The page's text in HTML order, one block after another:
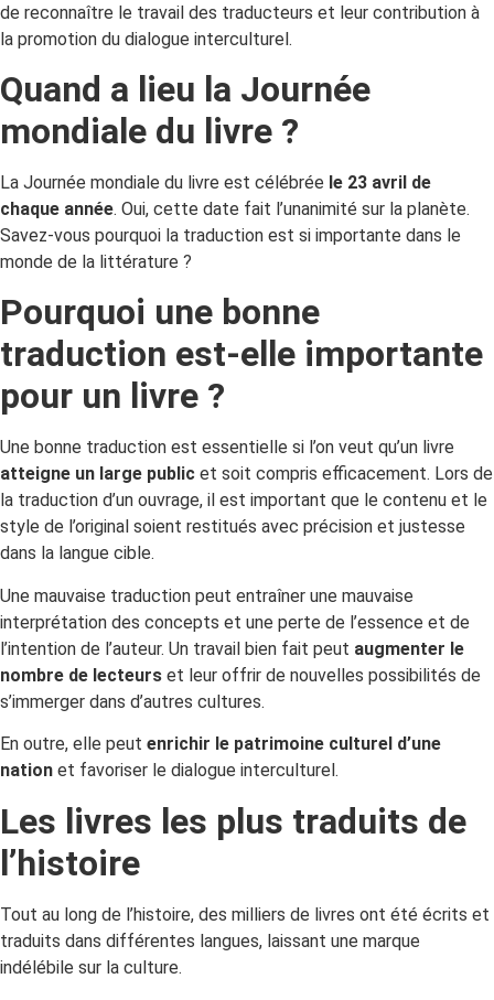
de reconnaître le travail des traducteurs et leur contribution à
la promotion du dialogue interculturel.
Quand a lieu la Journée
mondiale du livre ?
La Journée mondiale du livre est célébrée le 23 avril de
chaque année. Oui, cette date fait l’unanimité sur la planète.
Savez-vous pourquoi la traduction est si importante dans le
monde de la littérature ?
Pourquoi une bonne
traduction est-elle importante
pour un livre ?
Une bonne traduction est essentielle si l’on veut qu’un livre
atteigne un large public et soit compris efficacement. Lors de
la traduction d’un ouvrage, il est important que le contenu et le
style de l’original soient restitués avec précision et justesse
dans la langue cible.
Une mauvaise traduction peut entraîner une mauvaise
interprétation des concepts et une perte de l’essence et de
l’intention de l’auteur. Un travail bien fait peut augmenter le
nombre de lecteurs et leur offrir de nouvelles possibilités de
s’immerger dans d’autres cultures.
En outre, elle peut enrichir le patrimoine culturel d’une
nation et favoriser le dialogue interculturel.
Les livres les plus traduits de
l’histoire
Tout au long de l’histoire, des milliers de livres ont été écrits et
traduits dans différentes langues, laissant une marque
indélébile sur la culture.